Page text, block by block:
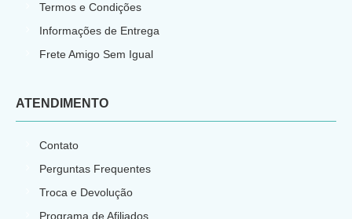
Termos e Condições
Informações de Entrega
Frete Amigo Sem Igual
ATENDIMENTO
Contato
Perguntas Frequentes
Troca e Devolução
Programa de Afiliados